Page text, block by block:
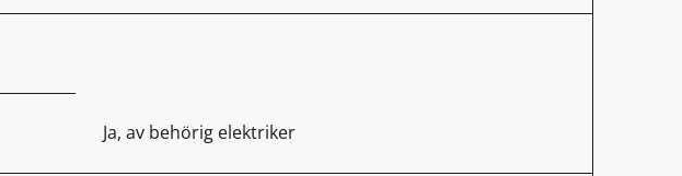
Ja, av behörig elektriker